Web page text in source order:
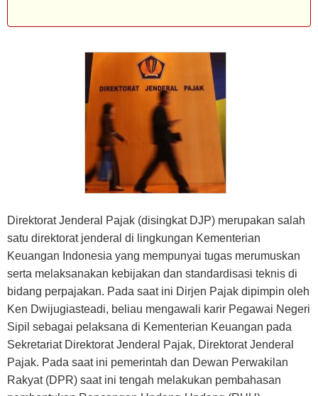
Direktorat Jenderal Pajak (disingkat DJP) merupakan salah
satu direktorat jenderal di lingkungan Kementerian
Keuangan Indonesia yang mempunyai tugas merumuskan
serta melaksanakan kebijakan dan standardisasi teknis di
bidang perpajakan. Pada saat ini Dirjen Pajak dipimpin oleh
Ken Dwijugiasteadi, beliau mengawali karir Pegawai Negeri
Sipil sebagai pelaksana di Kementerian Keuangan pada
Sekretariat Direktorat Jenderal Pajak, Direktorat Jenderal
Pajak. Pada saat ini pemerintah dan Dewan Perwakilan
Rakyat (DPR) saat ini tengah melakukan pembahasan